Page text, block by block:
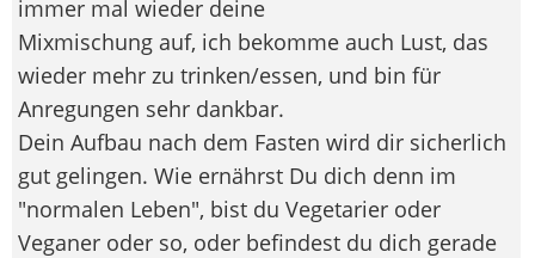
immer mal wieder deine
Mixmischung auf, ich bekomme auch Lust, das
wieder mehr zu trinken/essen, und bin für
Anregungen sehr dankbar.
Dein Aufbau nach dem Fasten wird dir sicherlich
gut gelingen. Wie ernährst Du dich denn im
"normalen Leben", bist du Vegetarier oder
Veganer oder so, oder befindest du dich gerade